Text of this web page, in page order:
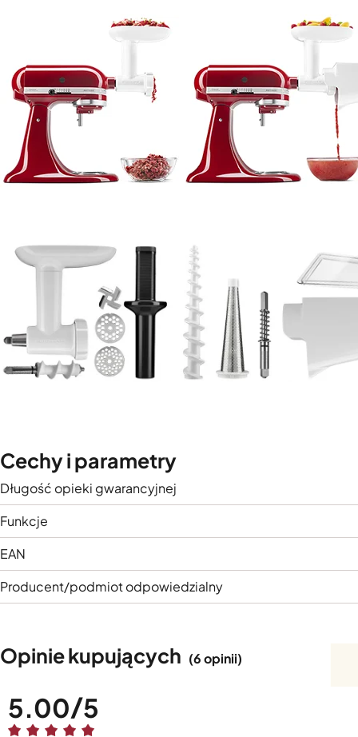
Cechy i parametry
Długość opieki gwarancyjnej
Funkcje
EAN
Producent/podmiot odpowiedzialny
Opinie kupujących (6 opinii)
5.00